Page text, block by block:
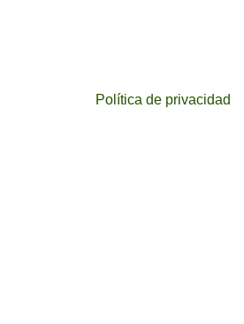
Política de privacidad